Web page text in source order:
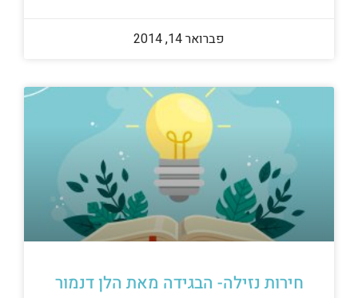
פברואר 14, 2014
חירות נזילה- הבגידה מאת הלן דנמור